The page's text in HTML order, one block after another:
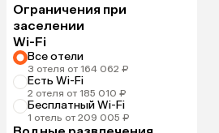
Ограничения при
заселении
Wi-Fi
Все отели
3 отеля от 164 062 ₽
Есть Wi-Fi
2 отеля от 185 010 ₽
Бесплатный Wi-Fi
1 отель от 209 005 ₽